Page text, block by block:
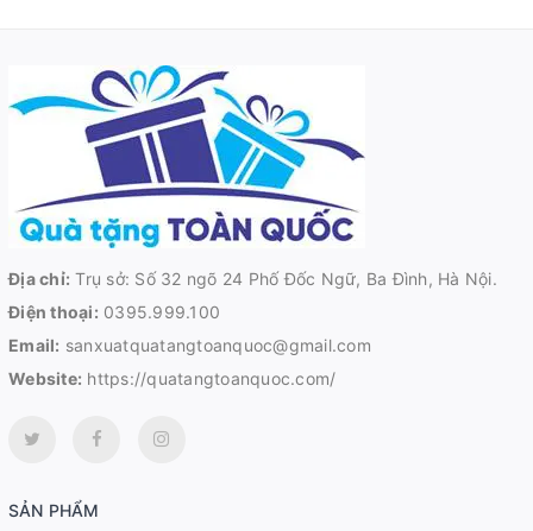
Địa chỉ: Trụ sở: Số 32 ngõ 24 Phố Đốc Ngữ, Ba Đình, Hà Nội.
Điện thoại: 0395.999.100
Email: sanxuatquatangtoanquoc@gmail.com
Website: https://quatangtoanquoc.com/
SẢN PHẨM